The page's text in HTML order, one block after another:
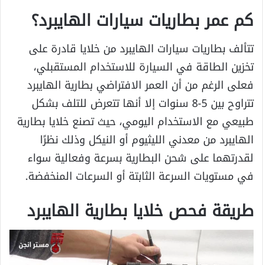
كم عمر بطاريات سيارات الهايبرد؟
تتألف بطاريات سيارات الهايبرد من خلايا قادرة على
تخزين الطاقة في السيارة للاستخدام المستقبلي،
فعلى الرغم من أن العمر الافتراضي بطارية الهايبرد
تتراوح بين 5-8 سنوات إلا أنها تتعرض للتلف بشكل
طبيعي مع الاستخدام اليومي، حيث تصنع خلايا بطارية
الهايبرد من معدني الليثيوم أو النيكل وذلك نظرًا
لقدرتهما على شحن البطارية بسرعة وفعالية سواء
في مستويات السرعة الثابتة أو السرعات المنخفضة.
طريقة فحص خلايا بطارية الهايبرد